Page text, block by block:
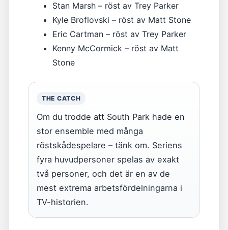
Stan Marsh – röst av Trey Parker
Kyle Broflovski – röst av Matt Stone
Eric Cartman – röst av Trey Parker
Kenny McCormick – röst av Matt
Stone
THE CATCH
Om du trodde att South Park hade en
stor ensemble med många
röstskådespelare – tänk om. Seriens
fyra huvudpersoner spelas av exakt
två personer, och det är en av de
mest extrema arbetsfördelningarna i
TV-historien.